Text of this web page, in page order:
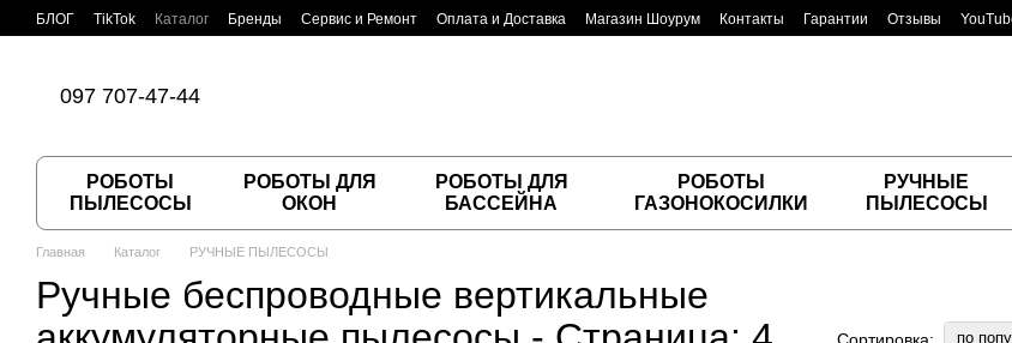
Перейти к основному контенту
БЛОГ TikTok Каталог Бренды Сервис и Ремонт Оплата и Доставка Магазин Шоурум Контакты Гарантии Отзывы
097 707-47-44
РОБОТЫ
ПЫЛЕСОСЫ
РОБОТЫ ДЛЯ
ОКОН
РОБОТЫ ДЛЯ
БАССЕЙНА
РОБОТЫ
ГАЗОНОКОСИЛКИ
РУЧНЫЕ
ПЫЛЕСОСЫ
Главная Каталог РУЧНЫЕ ПЫЛЕСОСЫ
Ручные беспроводные вертикальные
Сортировка: по